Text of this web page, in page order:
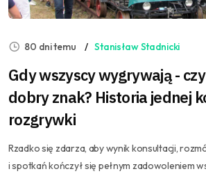
80 dni temu Stanisław Stadnicki
Gdy wszyscy wygrywają -
dobry znak? Historia jednej
rozgrywki
Rzadko się zdarza, aby wynik konsultacji,
i spotkań kończył się pełnym zadowoleniem